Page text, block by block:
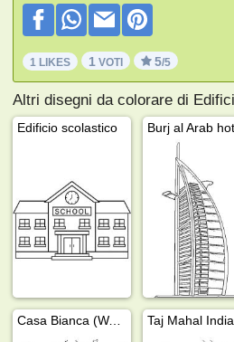
1 LIKES 1 VOTI 5/5
Altri disegni da colorare di Edifici
Edificio scolastico Burj al Arab
Casa Bianca (Washington) Taj Mahal India